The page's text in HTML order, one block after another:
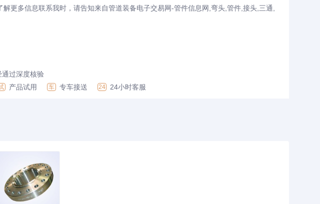
更多信息联系我时，请告知来自管道装备电子交易网-管件信息网,弯头,管件,接头,三通,
过深度核验
产品试用 车 专车接送 24 24小时客服